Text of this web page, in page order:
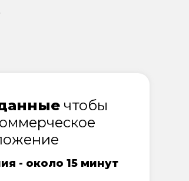
чтобы
- около 15 минут